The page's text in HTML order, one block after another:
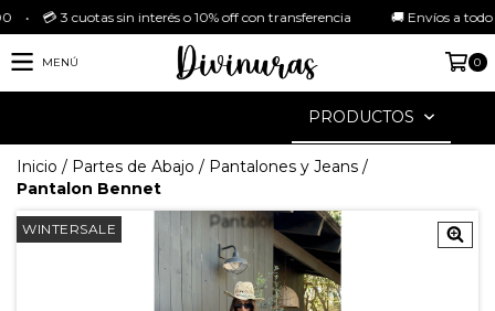
3 cuotas sin interés o 10% off con transferencia 🚚 Envíos a todo el
MENÚ 0
PRODUCTOS
Inicio / Partes de Abajo / Pantalones y Jeans /
Pantalon Bennet
WINTERSALE